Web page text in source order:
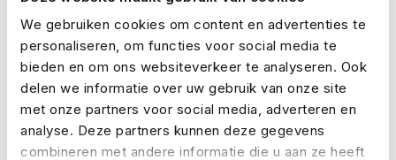
We gebruiken cookies om content en advertenties te
personaliseren, om functies voor social media te
bieden en om ons websiteverkeer te analyseren. Ook
delen we informatie over uw gebruik van onze site
met onze partners voor social media, adverteren en
analyse. Deze partners kunnen deze gegevens
combineren met andere informatie die u aan ze heeft
verzekeringspartner voor de media- en filmindustrie.
We verzekeren allerlei soorten filmproducties,
variërend van grote Netflix-series tot documentaires,
commercials en videoclips.
Online aan te vragen voor tussenpersonen